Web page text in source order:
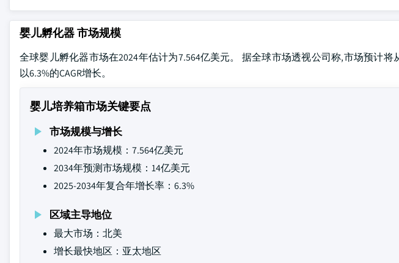
婴儿孵化器 市场规模
全球婴儿孵化器市场在2024年估计为7.564亿美元。 据全球市场透视公司称,市场预计将
以6.3%的CAGR增长。
婴儿培养箱市场关键要点
市场规模与增长
2024年市场规模：7.564亿美元
2034年预测市场规模：14亿美元
2025-2034年复合年增长率：6.3%
区域主导地位
最大市场：北美
增长最快地区：亚太地区